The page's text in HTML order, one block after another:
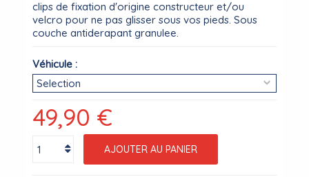
clips de fixation d'origine constructeur et/ou
velcro pour ne pas glisser sous vos pieds. Sous
couche antiderapant granulee.
Véhicule :
49,90 €
AJOUTER AU PANIER